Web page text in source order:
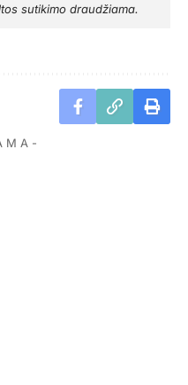
sutikimo draudžiama.
M A -